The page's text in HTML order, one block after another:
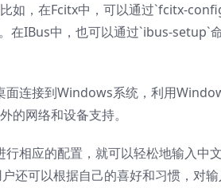
如，在Fcitx中，可以通过`fcitx-
在IBus中，也可以通过`ibus-setup`
面连接到Windows系统，利用
的网络和设备支持。
相应的配置，就可以轻松地输入中
还可以根据自己的喜好和习惯，对